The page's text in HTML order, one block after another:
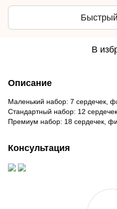
В
Описание
Маленький набор: 7 сердечек,
Стандартный набор: 12
Премиум набор: 18 сердечек,
Консультация